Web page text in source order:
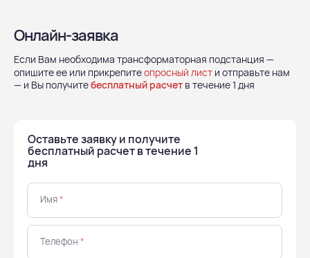
Онлайн-заявка
Если Вам необходима трансформаторная подстанция —
опишите ее или прикрепитеопросный лист и отправьте нам
— и Вы получитебесплатный расчет в течение 1 дня
Оставьте заявку и получите
бесплатный расчет в течение 1
дня
Имя*
Телефон *